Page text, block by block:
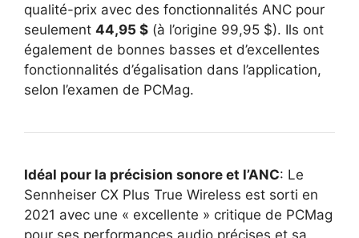
qualité-prix avec des fonctionnalités ANC pour
seulement 44,95 $ (à l’origine 99,95 $). Ils ont
également de bonnes basses et d’excellentes
fonctionnalités d’égalisation dans l’application,
selon l’examen de PCMag.
Idéal pour la précision sonore et l’ANC: Le
Sennheiser CX Plus True Wireless est sorti en
2021 avec une « excellente » critique de PCMag